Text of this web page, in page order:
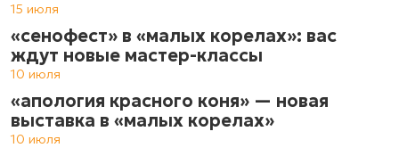
15 июля
«сенофест» в «малых корелах»: вас
ждут новые мастер-классы
10 июля
«апология красного коня» — новая
выставка в «малых корелах»
10 июля